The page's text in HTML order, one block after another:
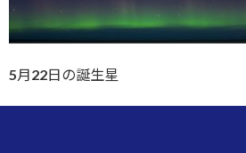
5月22日の誕生星